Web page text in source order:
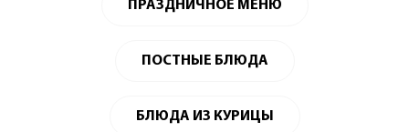
ПРАЗДНИЧНОЕ МЕНЮ
ПОСТНЫЕ БЛЮДА
БЛЮДА ИЗ КУРИЦЫ